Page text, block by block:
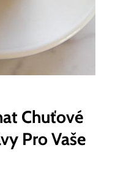
Chuťové
Pro Vaše